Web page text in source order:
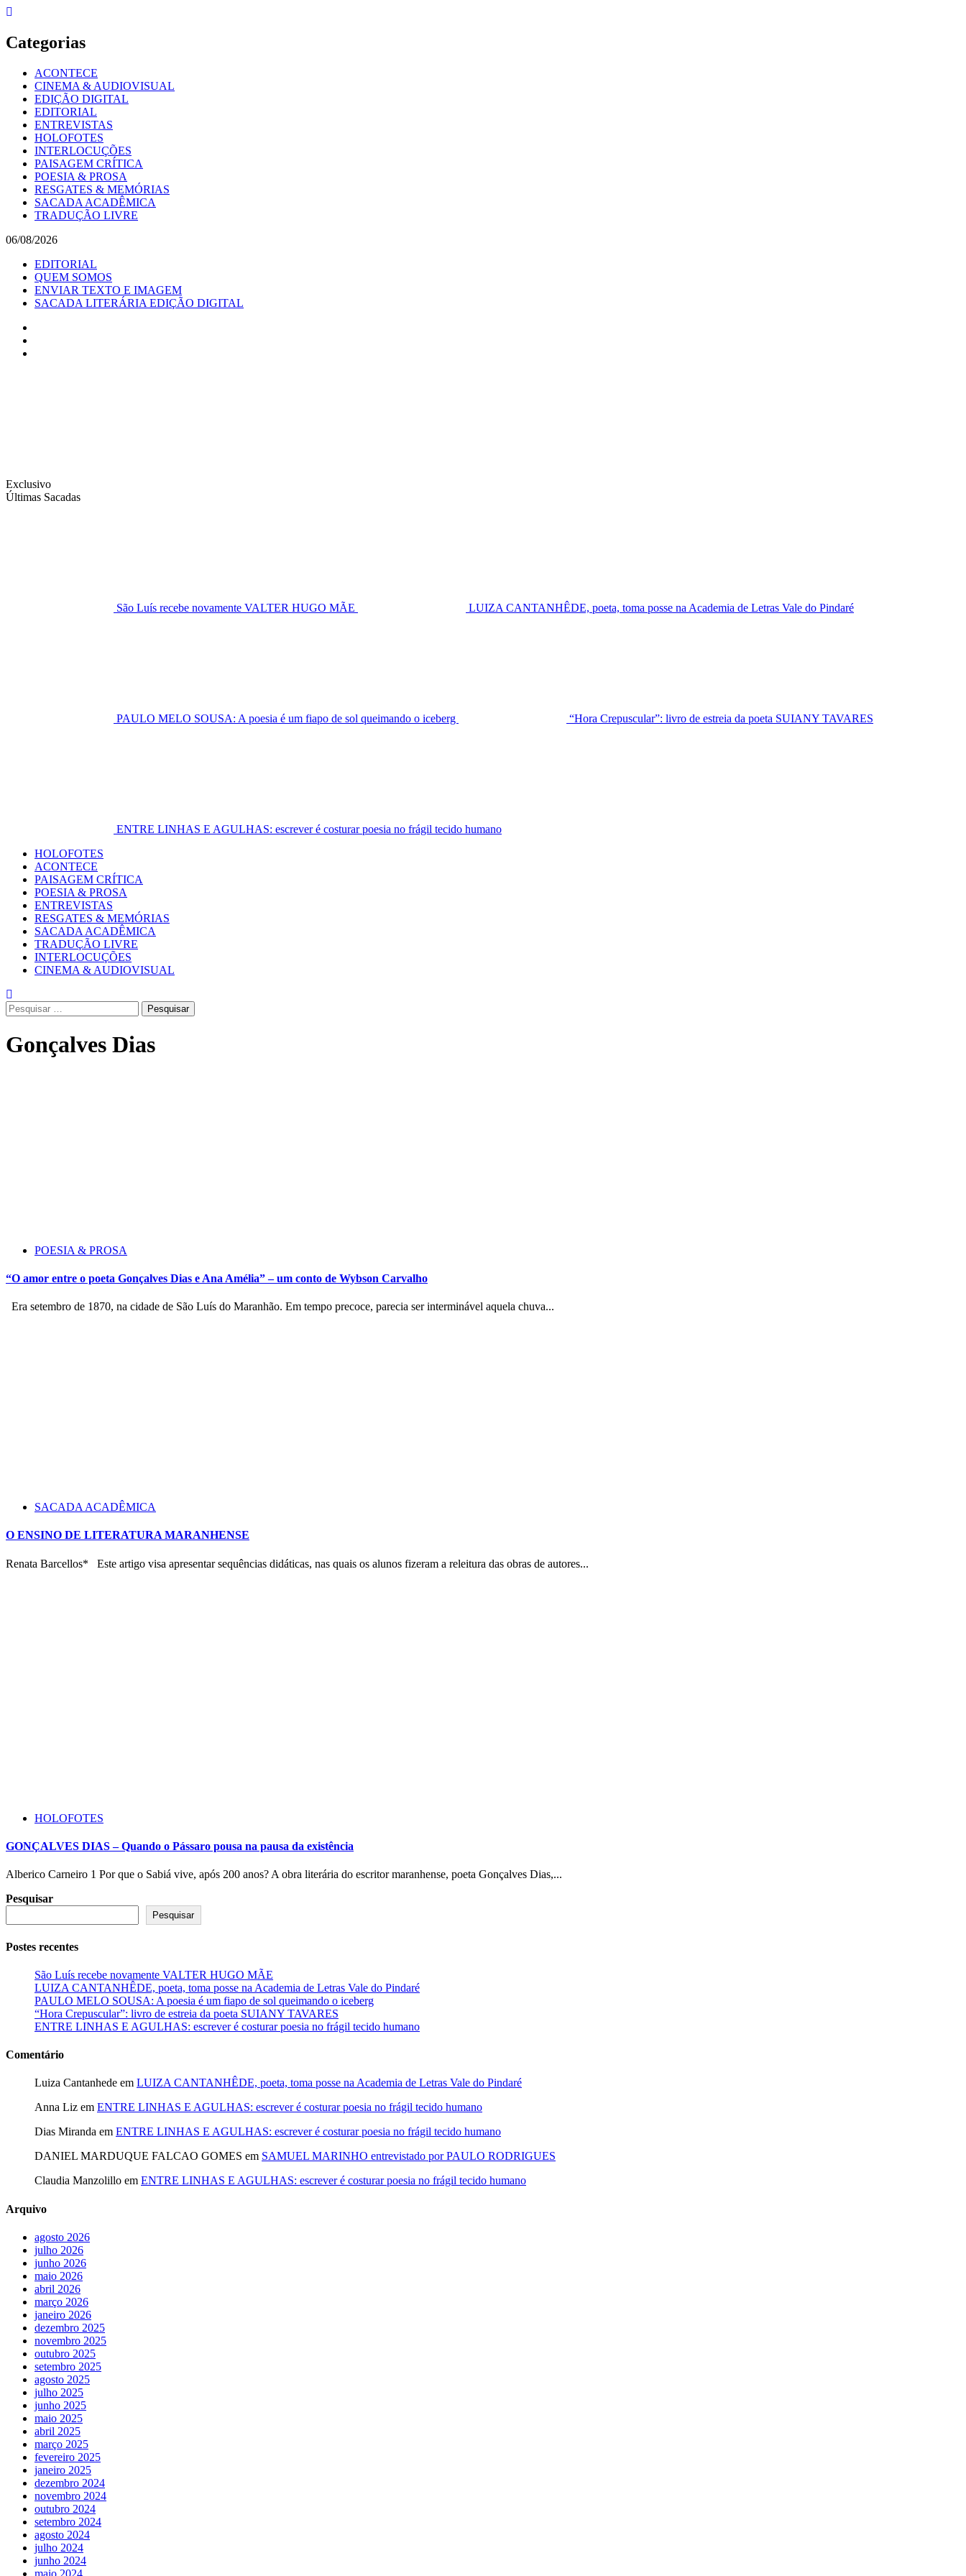
Skip
content
Categorias
ACONTECE
CINEMA & AUDIOVISUAL
EDIÇÃO DIGITAL
EDITORIAL
ENTREVISTAS
HOLOFOTES
INTERLOCUÇÕES
PAISAGEM CRÍTICA
POESIA & PROSA
RESGATES & MEMÓRIAS
SACADA ACADÊMICA
TRADUÇÃO LIVRE
06/08/2026
EDITORIAL
QUEM SOMOS
ENVIAR TEXTO E IMAGEM
SACADA LITERÁRIA EDIÇÃO DIGITAL
Exclusivo
Últimas Sacadas
São Luís recebe novamente VALTER HUGO MÃE LUIZA CANTANHÊDE, poeta, toma posse na Academia de Letras Vale do Pindaré
PAULO MELO SOUSA: A poesia é um fiapo de sol queimando o iceberg “Hora Crepuscular”: livro de estreia da poeta SUIANY TAVARES
ENTRE LINHAS E AGULHAS: escrever é costurar poesia no frágil tecido humano
Primary
Menu
HOLOFOTES
ACONTECE
PAISAGEM CRÍTICA
POESIA & PROSA
ENTREVISTAS
RESGATES & MEMÓRIAS
SACADA ACADÊMICA
TRADUÇÃO LIVRE
INTERLOCUÇÕES
CINEMA & AUDIOVISUAL
Pesquisar
por:
Gonçalves Dias
POESIA & PROSA
“O amor entre o poeta Gonçalves Dias e Ana Amélia” – um conto de Wybson Carvalho
Era setembro de 1870, na cidade de São Luís do Maranhão. Em tempo precoce, parecia ser interminável aquela chuva...
SACADA ACADÊMICA
O ENSINO DE LITERATURA MARANHENSE
Renata Barcellos* Este artigo visa apresentar sequências didáticas, nas quais os alunos fizeram a releitura das obras de autores...
HOLOFOTES
GONÇALVES DIAS – Quando o Pássaro pousa na pausa da existência
Alberico Carneiro 1 Por que o Sabiá vive, após 200 anos? A obra literária do escritor maranhense, poeta Gonçalves Dias,...
Pesquisar
Pesquisar
Postes recentes
São Luís recebe novamente VALTER HUGO MÃE
LUIZA CANTANHÊDE, poeta, toma posse na Academia de Letras Vale do Pindaré
PAULO MELO SOUSA: A poesia é um fiapo de sol queimando o iceberg
“Hora Crepuscular”: livro de estreia da poeta SUIANY TAVARES
ENTRE LINHAS E AGULHAS: escrever é costurar poesia no frágil tecido humano
Comentário
Luiza Cantanhede em LUIZA CANTANHÊDE, poeta, toma posse na Academia de Letras Vale do Pindaré
Anna Liz em ENTRE LINHAS E AGULHAS: escrever é costurar poesia no frágil tecido humano
Dias Miranda em ENTRE LINHAS E AGULHAS: escrever é costurar poesia no frágil tecido humano
DANIEL MARDUQUE FALCAO GOMES em SAMUEL MARINHO entrevistado por PAULO RODRIGUES
Claudia Manzolillo em ENTRE LINHAS E AGULHAS: escrever é costurar poesia no frágil tecido humano
Arquivo
agosto 2026
julho 2026
junho 2026
maio 2026
abril 2026
março 2026
janeiro 2026
dezembro 2025
novembro 2025
outubro 2025
setembro 2025
agosto 2025
julho 2025
junho 2025
maio 2025
abril 2025
março 2025
fevereiro 2025
janeiro 2025
dezembro 2024
novembro 2024
outubro 2024
setembro 2024
agosto 2024
julho 2024
junho 2024
maio 2024